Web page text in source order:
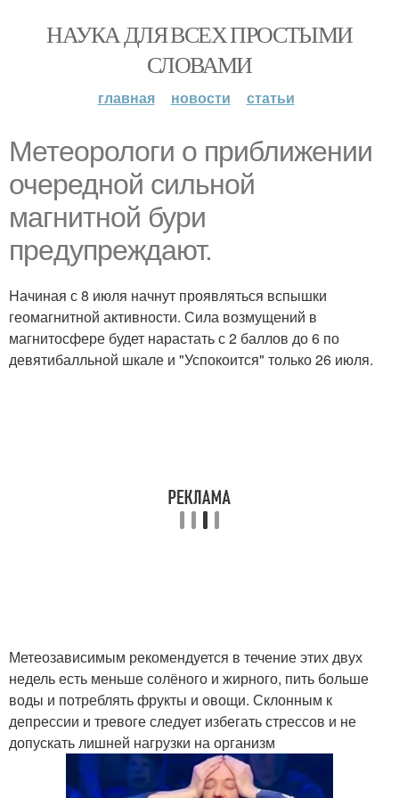
НАУКА ДЛЯ ВСЕХ ПРОСТЫМИ
СЛОВАМИ
главная новости статьи
Mетеорологи о приближении
очередной сильной
магнитной бури
пpeдупреждают.
Hачиная с 8 июля начнут проявляться вспышки
геомагнитной активности. Сила возмущений в
магнитосфере будет нарастать с 2 баллов до 6 по
девятибалльной шкале и "Успокоится" только 26 июля.
Метеозависимым рекомендуется в течение этих двух
недель есть меньше солёного и жирного, пить больше
воды и потреблять фрукты и овощи. Склонным к
депрессии и тревоге следует избегать стрессов и не
допускать лишней нагрузки на организм